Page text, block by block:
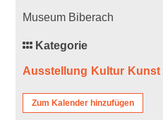
Museum Biberach
Kategorie
Ausstellung Kultur Kunst
Zum Kalender hinzufügen